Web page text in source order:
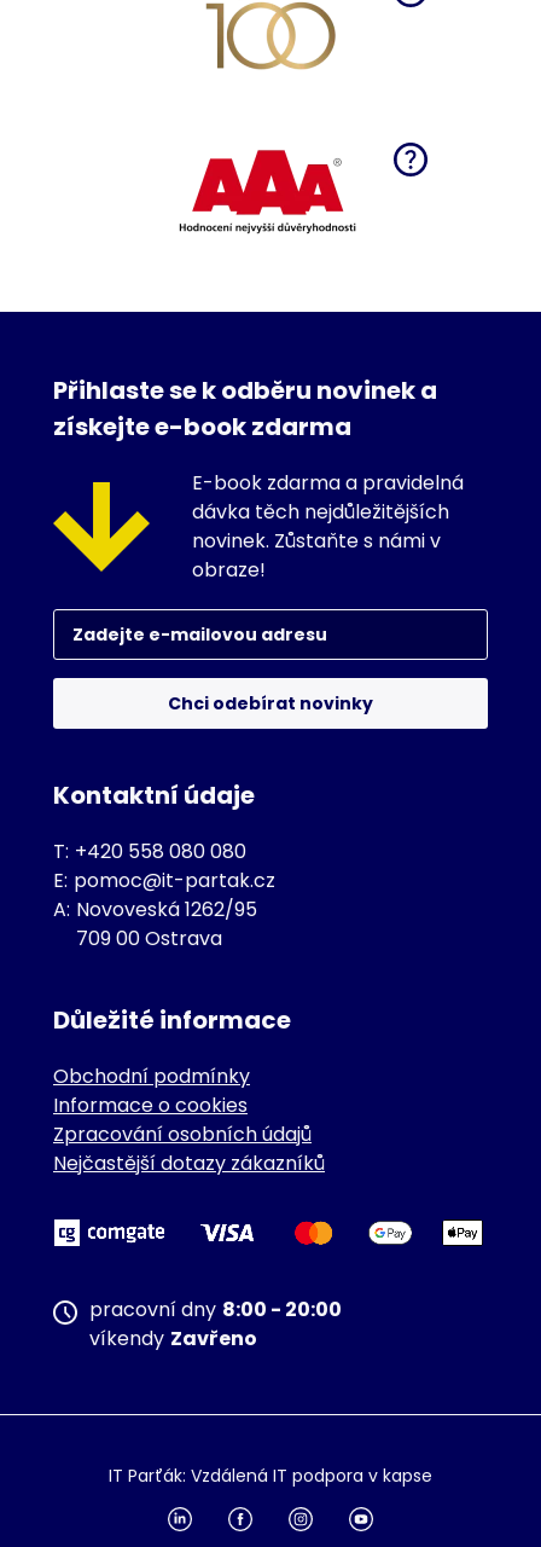
Přihlaste se k odběru novinek a
získejte e-book zdarma
E-book zdarma a pravidelná
dávka těch nejdůležitějších
novinek. Zůstaňte s námi v
obraze!
Chci odebírat novinky
Kontaktní údaje
T: +420 558 080 080
E: pomoc@it-partak.cz
A: Novoveská 1262/95
709 00 Ostrava
Důležité informace
Obchodní podmínky
Informace o cookies
Zpracování osobních údajů
Nejčastější dotazy zákazníků
pracovní dny 8:00 - 20:00
víkendy Zavřeno
IT Parťák: Vzdálená IT podpora v kapse